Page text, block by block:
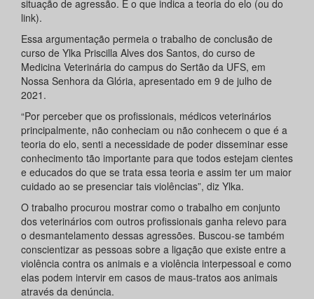
situação de agressão. É o que indica a teoria do elo (ou do
link).
Essa argumentação permeia o trabalho de conclusão de
curso de Ylka Priscilla Alves dos Santos, do curso de
Medicina Veterinária do campus do Sertão da UFS, em
Nossa Senhora da Glória, apresentado em 9 de julho de
2021.
“Por perceber que os profissionais, médicos veterinários
principalmente, não conheciam ou não conhecem o que é a
teoria do elo, senti a necessidade de poder disseminar esse
conhecimento tão importante para que todos estejam cientes
e educados do que se trata essa teoria e assim ter um maior
cuidado ao se presenciar tais violências”, diz Ylka.
O trabalho procurou mostrar como o trabalho em conjunto
dos veterinários com outros profissionais ganha relevo para
o desmantelamento dessas agressões. Buscou-se também
conscientizar as pessoas sobre a ligação que existe entre a
violência contra os animais e a violência interpessoal e como
elas podem intervir em casos de maus-tratos aos animais
através da denúncia.